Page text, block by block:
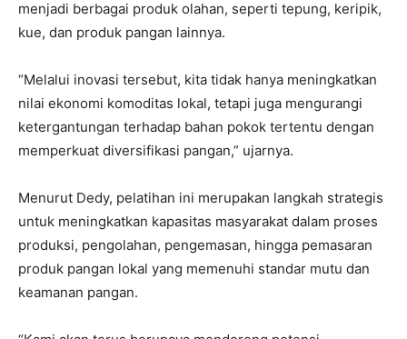
menjadi berbagai produk olahan, seperti tepung, keripik,
kue, dan produk pangan lainnya.
“Melalui inovasi tersebut, kita tidak hanya meningkatkan
nilai ekonomi komoditas lokal, tetapi juga mengurangi
ketergantungan terhadap bahan pokok tertentu dengan
memperkuat diversifikasi pangan,” ujarnya.
Menurut Dedy, pelatihan ini merupakan langkah strategis
untuk meningkatkan kapasitas masyarakat dalam proses
produksi, pengolahan, pengemasan, hingga pemasaran
produk pangan lokal yang memenuhi standar mutu dan
keamanan pangan.